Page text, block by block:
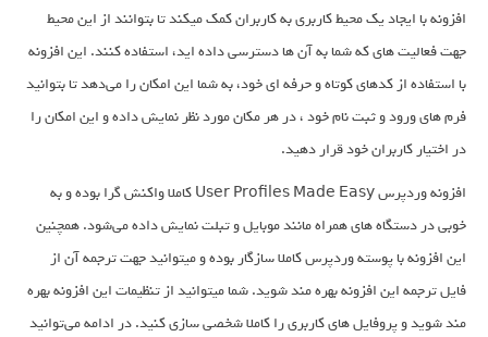
افزونه با ایجاد یک محیط کاربری به کاربران کمک میکند تا بتوانند از این محیط
جهت فعالیت های که شما به آن ها دسترسی داده اید، استفاده کنند. این افزونه
با استفاده از کدهای کوتاه و حرفه ای خود، به شما این امکان را می‌دهد تا بتوانید
فرم های ورود و ثبت نام خود ، در هر مکان مورد نظر نمایش داده و این امکان را
در اختیار کاربران خود قرار دهید.
افزونه وردپرس User Profiles Made Easy کاملا واکنش گرا بوده و به
خوبی در دستگاه های همراه مانند موبایل و تبلت نمایش داده می‌شود. همچنین
این افزونه با پوسته وردپرس کاملا سازگار بوده و میتوانید جهت ترجمه آن از
فایل ترجمه این افزونه بهره مند شوید. شما میتوانید از تنظیمات این افزونه بهره
مند شوید و پروفایل های کاربری را کاملا شخصی سازی کنید. در ادامه می‌توانید